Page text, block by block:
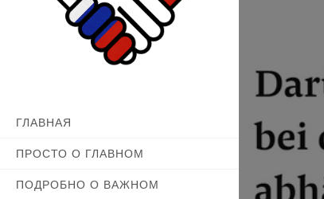
ГЛАВНАЯ
ПРОСТО О ГЛАВНОМ
ПОДРОБНО О ВАЖНОМ